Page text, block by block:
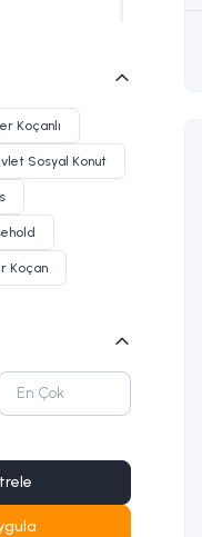
Koçanlı
Sosyal Konut
Koçan